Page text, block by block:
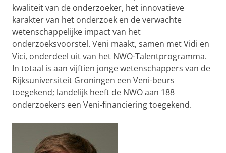
kwaliteit van de onderzoeker, het innovatieve
karakter van het onderzoek en de verwachte
wetenschappelijke impact van het
onderzoeksvoorstel. Veni maakt, samen met Vidi en
Vici, onderdeel uit van het NWO-Talentprogramma.
In totaal is aan vijftien jonge wetenschappers van de
Rijksuniversiteit Groningen een Veni-beurs
toegekend; landelijk heeft de NWO aan 188
onderzoekers een Veni-financiering toegekend.